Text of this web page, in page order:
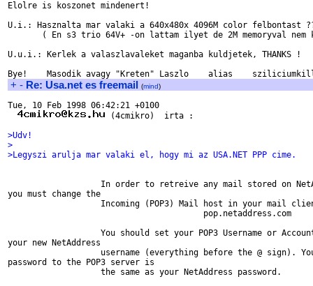
Elolre is koszonet mindenert!
U.i.: Hasznalta mar valaki a 640x480x 4096M color felbontast
( En s3 trio 64V+ -on lattam ilyet de 2M memoryval nem
U.u.i.: Kerlek a valaszlavaleket maganba kuldjetek, THANKS !
+ - Re: Usa.net es freemail (mind)
Tue, 10 Feb 1998 06:42:21 +0100
(4cmikro)  irta :
>Udv!
>
>Legyszi arulja mar valaki el, hogy mi az USA.NET PPP cime.
In order to retreive any mail stored on
you must change the
Incoming (POP3) Mail host in your mail
                                        pop.netaddress.com
You should set your POP3 Username or
your new NetAddress
username (everything before the @ sign).
password to the POP3 server is
                   the same as your NetAddress password.